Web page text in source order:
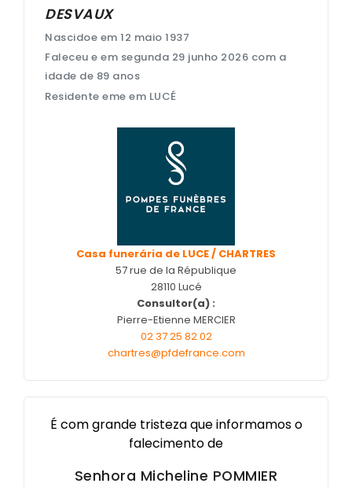
Entretien de sépulture
Foire aux questions – Obsèques a Le Coudray et en
Guide : Décès d'un enfant ou adolescent
Nos capitons funéraires
Nos monuments
Nos urnes funéraires
Textes et Conseils pour Cérémonies d'Obsèques
DESVAUX
Nascidoe em 12 maio 1937
Faleceu e em segunda 29 junho 2026 com a
idade de 89 anos
Residente eme em LUCÉ
Casa funerária de LUCE / CHARTRES
57 rue de la République
28110 Lucé
Consultor(a) :
Pierre-Etienne MERCIER
02 37 25 82 02
chartres@pfdefrance.com
É com grande tristeza que informamos o
falecimento de
Senhora Micheline POMMIER